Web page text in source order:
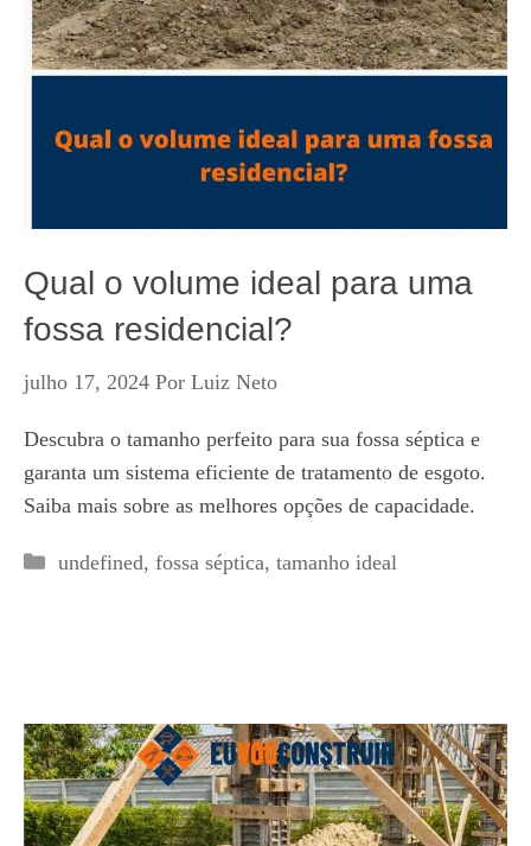
Qual o volume ideal para uma
fossa residencial?
julho 17, 2024 Por Luiz Neto
Descubra o tamanho perfeito para sua fossa séptica e
garanta um sistema eficiente de tratamento de esgoto.
Saiba mais sobre as melhores opções de capacidade.
Categorias
undefined, fossa séptica, tamanho ideal